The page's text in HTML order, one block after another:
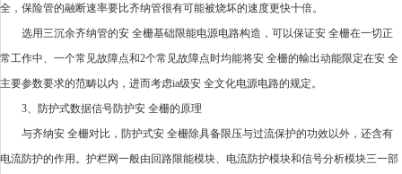
全，保险管的融断速率要比齐纳管很有可能被烧坏的速度更快十倍。
选用三沉余齐纳管的安 全栅基础限能电源电路构造，可以保证安 全栅在一切正
常工作中、一个常见故障点和2个常见故障点时均能将安 全栅的輸出动能限定在安 全
主要参数要求的范畴以内，进而考虑ia级安 全文化电源电路的规定。
3、防护式数据信号防护安 全栅的原理
与齐纳安 全栅对比，防护式安 全栅除具备限压与过流保护的功效以外，还含有
电流防护的作用。护栏网一般由回路限能模块、电流防护模块和信号分析模块三一部